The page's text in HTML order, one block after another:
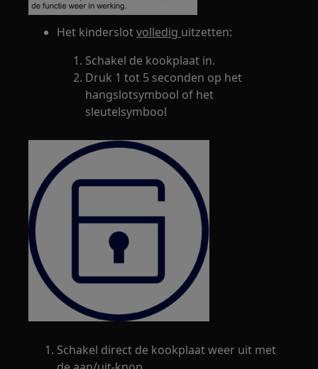
Het kinderslotvolledig uitzetten:
Schakel de kookplaat in.
Druk 1 tot 5 seconden op het
hangslotsymbool of het
sleutelsymbool
Schakel direct de kookplaat weer uit met